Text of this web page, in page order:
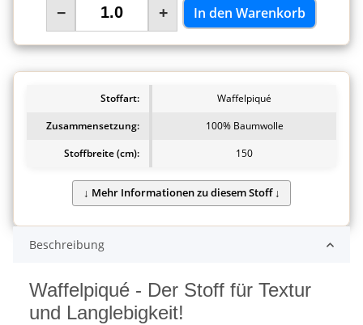
− + In den Warenkorb
Stoffart:
Waffelpiqué
Zusammensetzung:
100% Baumwolle
Stoffbreite (cm):
150
Beschreibung
Waffelpiqué - Der Stoff für Textur
und Langlebigkeit!